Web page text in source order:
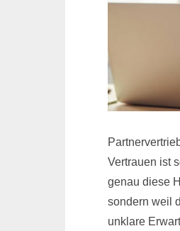
Vertrauen ist
genau diese
sondern weil
unklare